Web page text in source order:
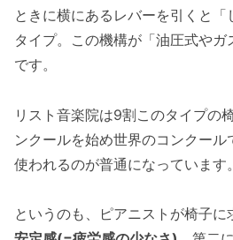
ときに横にあるレバーを引くと
タイプ。この機構が「油圧式や
です。
リスト音楽院は9割このタイプの
ンクールを始め世界のコンクー
使われるのが普通になっています。
というのも、ピアニストが椅子